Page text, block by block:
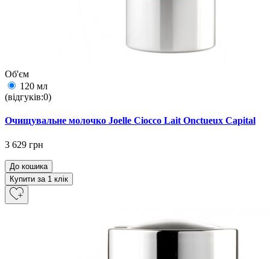
Об'єм
120 мл
(відгуків:0)
Очищувальне молочко Joelle Ciocco Lait Onctueux Capital
3 629 грн
До кошика
Купити за 1 клiк